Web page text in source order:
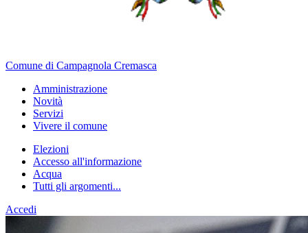
Comune di Campagnola Cremasca
Amministrazione
Novità
Servizi
Vivere il comune
Elezioni
Accesso all'informazione
Acqua
Tutti gli argomenti...
Accedi